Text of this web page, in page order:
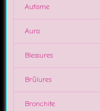
Autisme
Aura
Blessures
Brûlures
Bronchite